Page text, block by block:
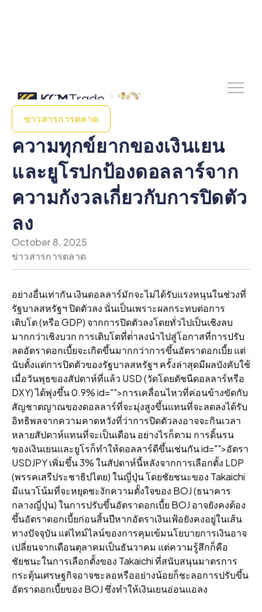
ข่าวสารการตลาด
ความทุกข์ยากของเงินเยน
และยูโรปกป้องดอลลาร์จาก
ความกังวลเกี่ยวกับการปิดตัว
ลง
October 8, 2025
ข่าวสารการตลาด
อย่างอื่นเท่ากัน เงินดอลลาร์มักจะไม่ได้รับแรงหนุนในช่วงที่
รัฐบาลสหรัฐฯ ปิดตัวลง นั่นเป็นเพราะผลกระทบต่อการ
เติบโต (หรือ GDP) จากการปิดตัวลงโดยทั่วไปเป็นเชิงลบ
มากกว่าเชิงบวก การเติบโตที่ต่ําลงนําไปสู่โอกาสที่การปรับ
ลดอัตราดอกเบี้ยจะเกิดขึ้นมากกว่าการขึ้นอัตราดอกเบี้ย แต่
นับตั้งแต่การปิดตัวของรัฐบาลสหรัฐฯ ครั้งล่าสุดมีผลบังคับใช้
เมื่อวันพุธของสัปดาห์ที่แล้ว USD (วัดโดยดัชนีดอลลาร์หรือ
DXY) ได้พุ่งขึ้น 0.9% id="">การเคลื่อนไหวที่ค่อนข้างขัดกับ
สัญชาตญาณของดอลลาร์ที่จะมุ่งสูงขึ้นแทนที่จะลดลงได้รับ
อิทธิพลจากความคาดหวังที่ว่าการปิดตัวลงอาจจะกินเวลา
หลายสัปดาห์แทนที่จะเป็นเดือน อย่างไรก็ตาม การดิ้นรน
ของเงินเยนและยูโรก็ทําให้ดอลลาร์ดีขึ้นเช่นกัน id="">อัตรา
USDJPY เพิ่มขึ้น 3% ในสัปดาห์นี้หลังจากการเลือกตั้ง LDP
(พรรคเสรีประชาธิปไตย) ในญี่ปุ่น โดยชัยชนะของ Takaichi
มีแนวโน้มที่จะหยุดชะงักความตั้งใจของ BOJ (ธนาคาร
กลางญี่ปุ่น) ในการปรับขึ้นอัตราดอกเบี้ย BOJ อาจยังคงต้อง
ขึ้นอัตราดอกเบี้ยก่อนสิ้นปีหากอัตราเงินเฟ้อยังคงอยู่ในเส้น
ทางปัจจุบัน แต่ไทม์ไลน์ของการคุมเข้มนโยบายการเงินอาจ
เปลี่ยนจากเดือนตุลาคมเป็นธันวาคม แต่ความรู้สึกก็คือ
ชัยชนะในการเลือกตั้งของ Takaichi ที่สนับสนุนมาตรการ
กระตุ้นเศรษฐกิจอาจชะลอหรืออย่างน้อยก็ชะลอการปรับขึ้น
อัตราดอกเบี้ยของ BOJ ซึ่งทําให้เงินเยนอ่อนแอลง